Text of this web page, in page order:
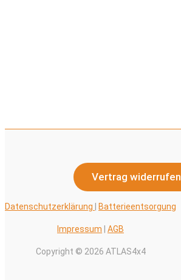
Vertrag widerrufen
Datenschutzerklärung Batterieentsorgung
Impressum AGB
Copyright © 2026 ATLAS4x4